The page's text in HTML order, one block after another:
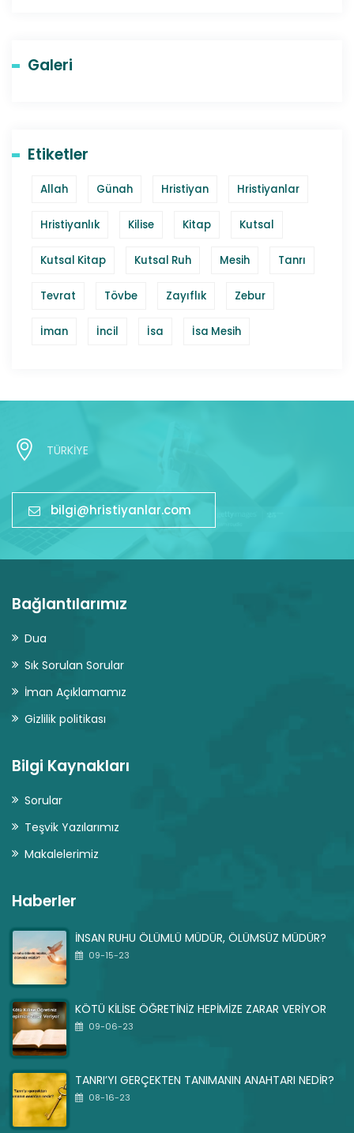
Galeri
Etiketler
Allah Günah Hristiyan Hristiyanlar
Hristiyanlık Kilise Kitap Kutsal
Kutsal Kitap Kutsal Ruh Mesih Tanrı
Tevrat Tövbe Zayıflık Zebur
İman İncil İsa İsa Mesih
TÜRKİYE
bilgi@hristiyanlar.com
Bağlantılarımız
Dua
Sık Sorulan Sorular
İman Açıklamamız
Gizlilik politikası
Bilgi Kaynakları
Sorular
Teşvik Yazılarımız
Makalelerimiz
Haberler
İNSAN RUHU ÖLÜMLÜ MÜDÜR, ÖLÜMSÜZ MÜDÜR?
09-15-23
KÖTÜ KİLİSE ÖĞRETİNİZ HEPİMİZE ZARAR VERİYOR
09-06-23
TANRI’YI GERÇEKTEN TANIMANIN ANAHTARI NEDİR?
08-16-23